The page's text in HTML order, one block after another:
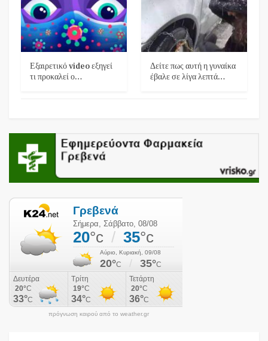
Εξαιρετικό video εξηγεί
τι προκαλεί ο…
Δείτε πως αυτή η γυναίκα
έβαλε σε λίγα λεπτά…
πρόγνωση καιρού από το weather.gr